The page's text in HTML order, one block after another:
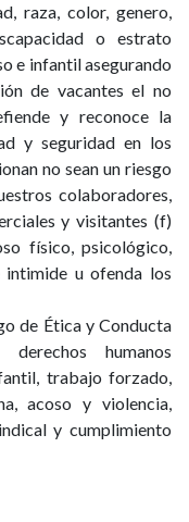
raza, color, genero,
o estrato
e infantil asegurando
de vacantes el no
y reconoce la
y seguridad en los
no sean un riesgo
colaboradores,
y visitantes (f)
físico, psicológico,
u ofenda los
de Ética y Conducta
humanos
trabajo forzado,
acoso y violencia,
y cumplimiento